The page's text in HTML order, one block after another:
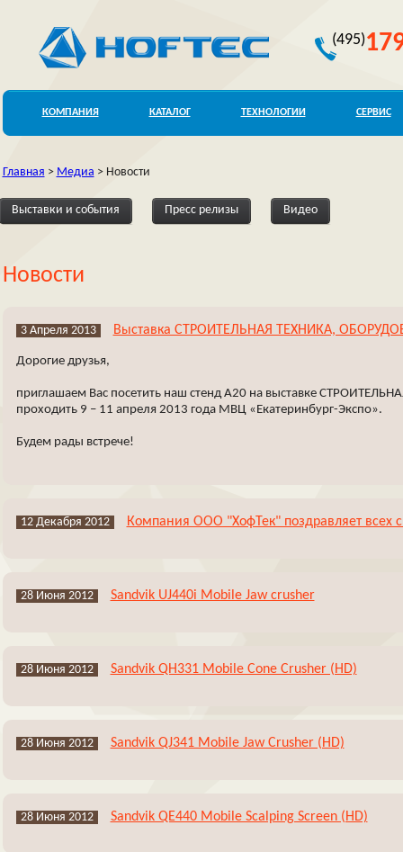
(495)
КОМПАНИЯ КАТАЛОГ ТЕХНОЛОГИИ СЕРВИС
Главная > Медиа > Новости
Выставки и события Пресс релизы Видео
Новости
3 Апреля 2013 Выставка СТРОИТЕЛЬНАЯ ТЕХНИКА,
Дорогие друзья,
приглашаем Вас посетить наш стенд А20 на выставке
проходить 9 – 11 апреля 2013 года МВЦ «Екатеринбург-Экспо».
Будем рады встрече!
12 Декабря 2012 Компания ООО "ХофТек" поздравляет всех
28 Июня 2012 Sandvik UJ440i Mobile Jaw crusher
28 Июня 2012 Sandvik QH331 Mobile Cone Crusher (HD)
28 Июня 2012 Sandvik QJ341 Mobile Jaw Crusher (HD)
28 Июня 2012 Sandvik QE440 Mobile Scalping Screen (HD)